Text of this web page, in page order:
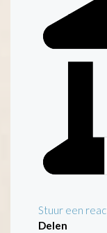
Stuur een
Delen